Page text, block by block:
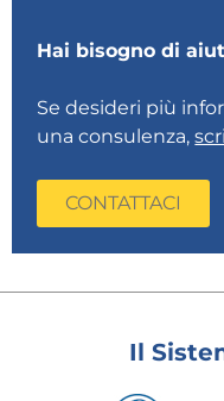
Hai bisogno di
Se desideri più
una consulenza,
CONTATTACI
Il